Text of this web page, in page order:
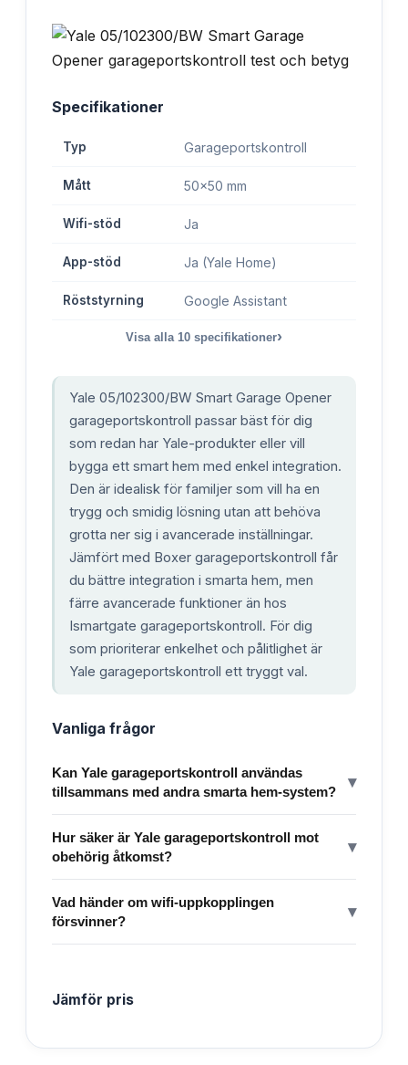
Specifikationer
Typ Garageportskontroll
Mått 50x50 mm
Wifi-stöd Ja
App-stöd Ja (Yale Home)
Röststyrning Google Assistant
Visa alla 10 specifikationer›
Yale 05/102300/BW Smart Garage Opener
garageportskontroll passar bäst för dig
som redan har Yale-produkter eller vill
bygga ett smart hem med enkel integration.
Den är idealisk för familjer som vill ha en
trygg och smidig lösning utan att behöva
grotta ner sig i avancerade inställningar.
Jämfört med Boxer garageportskontroll får
du bättre integration i smarta hem, men
färre avancerade funktioner än hos
Ismartgate garageportskontroll. För dig
som prioriterar enkelhet och pålitlighet är
Yale garageportskontroll ett tryggt val.
Vanliga frågor
Kan Yale garageportskontroll användas
tillsammans med andra smarta hem-system?
▾
Hur säker är Yale garageportskontroll mot
obehörig åtkomst?
▾
Vad händer om wifi-uppkopplingen
försvinner?
▾
Jämför pris